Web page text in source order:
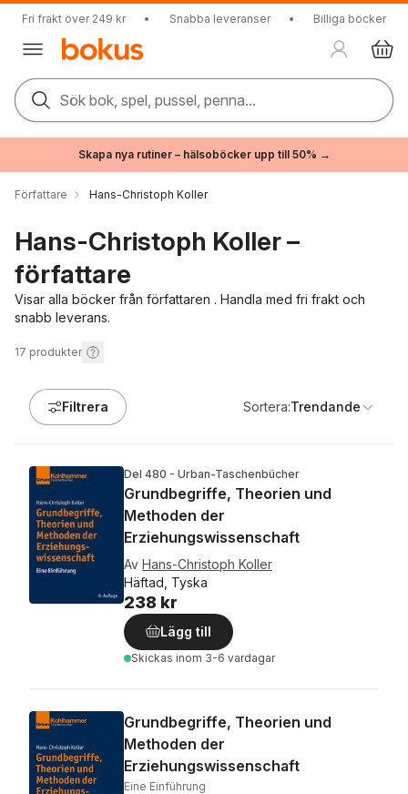
Fri frakt över 249 kr • Snabba leveranser • Billiga böcker
Sök bok, spel, pussel, penna...
Skapa nya rutiner – hälsoböcker upp till 50% →
Författare Hans-Christoph Koller
Hans-Christoph Koller –
författare
Visar alla böcker från författaren . Handla med fri frakt och
snabb leverans.
17 produkter
Filtrera Sortera:Trendande
Del 480 - Urban-Taschenbücher
Grundbegriffe, Theorien und
Methoden der
Erziehungswissenschaft
Av Hans-Christoph Koller
Häftad, Tyska
238 kr
Lägg till
Skickas inom 3-6 vardagar
Grundbegriffe, Theorien und
Methoden der
Erziehungswissenschaft
Eine Einführung